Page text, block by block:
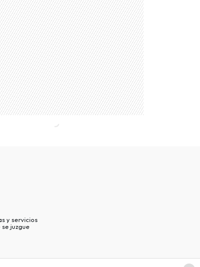
y servicios
juzgue